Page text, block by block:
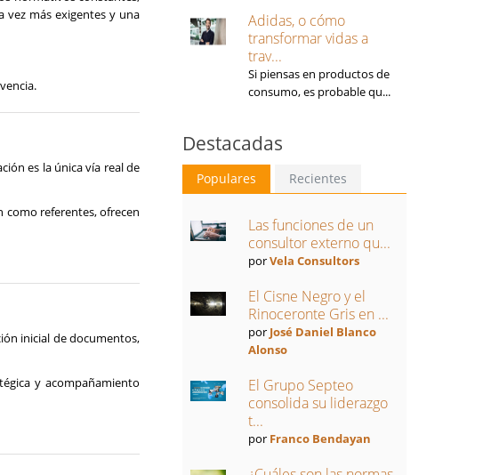
vez más exigentes y una
es la única vía real de
como referentes, ofrecen
inicial de documentos,
y acompañamiento
Adidas, o cómo
transformar vidas a
trav...
Si piensas en productos de
consumo, es probable qu...
Destacadas
Populares Recientes
Las funciones de un
consultor externo qu...
porVela Consultors
El Cisne Negro y el
Rinoceronte Gris en ...
por José Daniel Blanco
Alonso
El Grupo Septeo
consolida su liderazgo
t...
por Franco Bendayan